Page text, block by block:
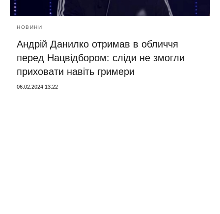
НОВИНИ
Андрій Данилко отримав в обличчя
перед Нацвідбором: сліди не змогли
приховати навіть гримери
06.02.2024 13:22